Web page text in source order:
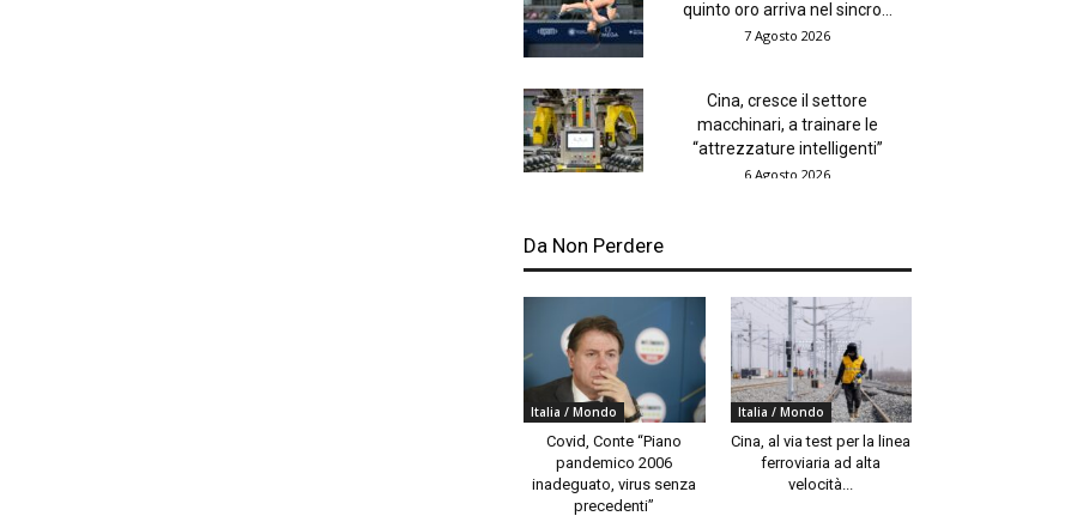
quinto oro arriva nel sincro...
7 Agosto 2026
Cina, cresce il settore
macchinari, a trainare le
“attrezzature intelligenti”
6 Agosto 2026
Da Non Perdere
Italia / Mondo
Covid, Conte “Piano
pandemico 2006
inadeguato, virus senza
precedenti”
Italia / Mondo
Cina, al via test per la linea
ferroviaria ad alta
velocità...